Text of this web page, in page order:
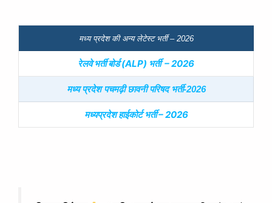
मध्य प्रदेश की अन्य लेटेस्ट भर्ती – 2026
रेलवे भर्ती बोर्ड (ALP) भर्ती – 2026
मध्य प्रदेश पचमढ़ी छावनी परिषद भर्ती-2026
मध्यप्रदेश हाईकोर्ट भर्ती – 2026